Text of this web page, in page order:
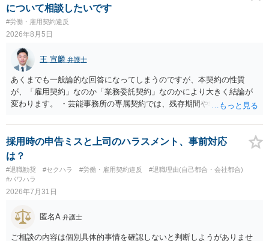
について相談したいです
#労働・雇用契約違反
2026年8月5日
王 宣麟 弁護士
あくまでも一般論的な回答になってしまうのですが、本契約の性質
が、「雇用契約」なのか「業務委託契約」なのかにより大きく結論が
変わります。 ・芸能事務所の専属契約では、残存期間や報酬額、投下
務上よくあるからといって当然に適法という意味ではなく、実際の損
害との対応関係や合理性が重要です。 ・違約金に上限がなくても、常
に有効になるわけではありません。契約が労働契約に近い実態なら労
基法16条で無効となる余地があり、そうでなくても、金額が事務所の
損害と比べて過大なら無効や減額が争点になります。 ・契約前の修正
交渉は一般的です。 交渉の方向としては、上限額を設ける、実損害ベ
費・未回収費用のみ」に限定する、などが典型です。 ・弁護士に契約
前に契約書の内容をレビューしてもらう価値は十分にあると思われま
す。 争点は、契約類型が雇用か業務委託か、実態として労働者性があ
採用時の申告ミスと上司のハラスメント、事前対応
は？
#退職勧奨 #セクハラ #労働・雇用契約違反
#退職理由(自己都合・会社都合)
#パワハラ
2026年7月31日
匿名A 弁護士
ご相談の内容は個別具体的事情を確認しないと判断しようがありませ